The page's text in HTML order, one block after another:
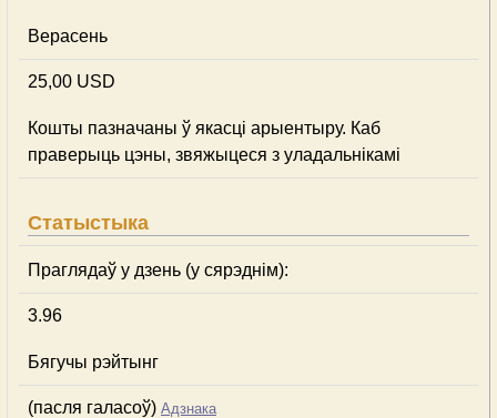
Верасень
25,00 USD
Кошты пазначаны ў якасці арыентыру. Каб
праверыць цэны, звяжыцеся з уладальнікамі
Статыстыка
Праглядаў у дзень (у сярэднім):
3.96
Бягучы рэйтынг
(пасля галасоў) Адзнака